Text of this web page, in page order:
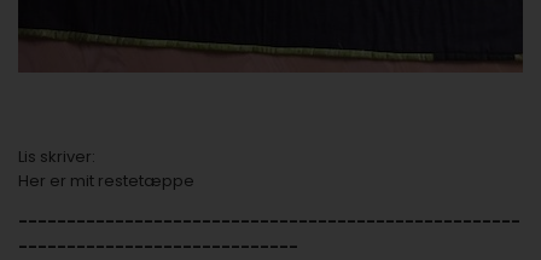
Lis skriver:
Her er mit restetæppe
----------------------------------------------------
-----------------------------